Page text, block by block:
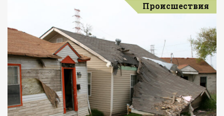
Происшествия